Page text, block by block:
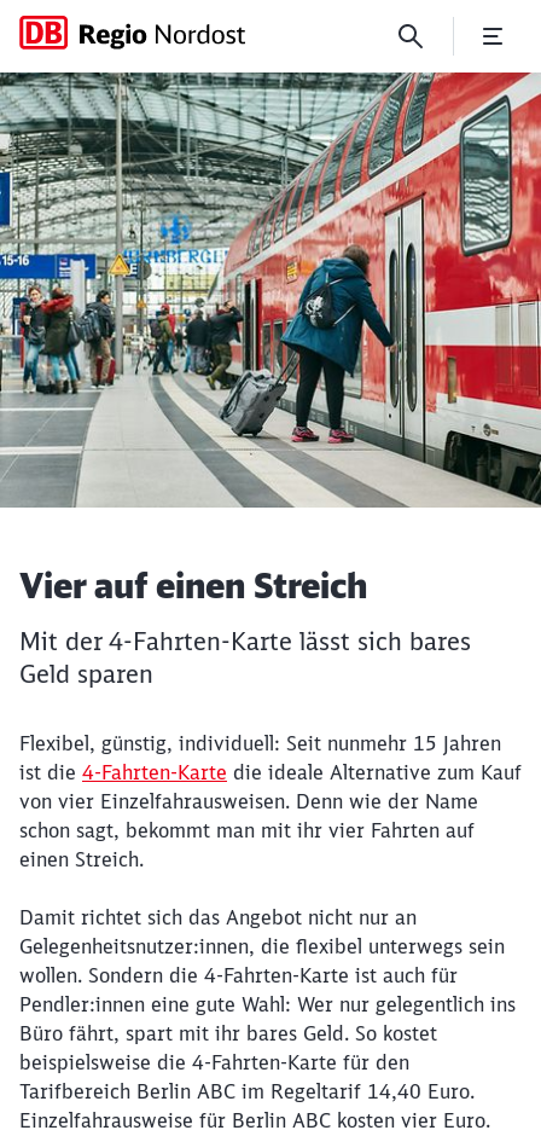
Vier auf einen Streich
Artikel:
Vier auf einen Streich
Mit der 4-Fahrten-Karte lässt sich bares
Geld sparen
Flexibel, günstig, individuell: Seit nunmehr 15 Jahren
ist die 4-Fahrten-Karte die ideale Alternative zum Kauf
von vier Einzelfahrausweisen. Denn wie der Name
schon sagt, bekommt man mit ihr vier Fahrten auf
einen Streich.
Damit richtet sich das Angebot nicht nur an
Gelegenheitsnutzer:innen, die flexibel unterwegs sein
wollen. Sondern die 4-Fahrten-Karte ist auch für
Pendler:innen eine gute Wahl: Wer nur gelegentlich ins
Büro fährt, spart mit ihr bares Geld. So kostet
beispielsweise die 4-Fahrten-Karte für den
Tarifbereich Berlin ABC im Regeltarif 14,40 Euro.
Einzelfahrausweise für Berlin ABC kosten vier Euro.